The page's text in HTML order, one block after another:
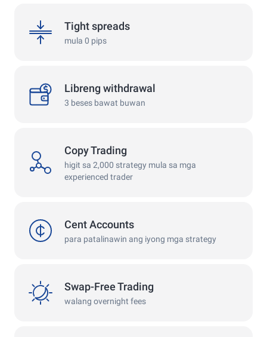
Tight spreads
mula 0 pips
Libreng withdrawal
3 beses bawat buwan
Copy Trading
higit sa 2,000 strategy mula sa mga
experienced trader
Cent Accounts
para patalinawin ang iyong mga strategy
Swap-Free Trading
walang overnight fees